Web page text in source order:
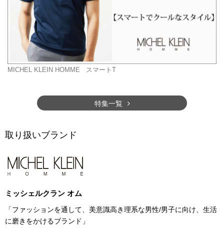
MICHEL KLEIN HOMME スマートT
特集一覧
取り扱いブランド
ミッシェルクラン オム
「ファッションを通して、美意識高き理系な男性/男子に向け、生活
に磨きをかけるブランド」